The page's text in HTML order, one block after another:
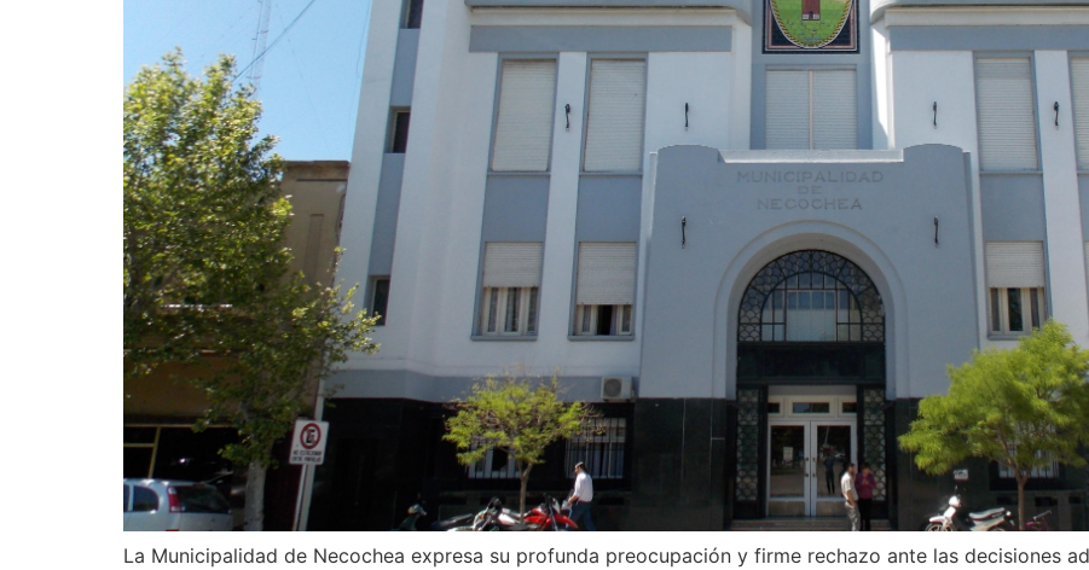
La Municipalidad de Necochea expresa su profunda preocupación y firme rechazo ante las decisiones